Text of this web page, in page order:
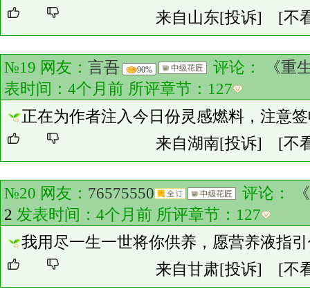
来自山东[投诉] [不
№19 网友： 言吾 90% 评论：
《重
表时间：4个月前 所评章节： 127
正在为作者注入今日份灵感燃料，注意签
来自湖南[投诉] [不
№20 网友： 76575550 评论：
2 发表时间：4个月前 所评章节： 127
我用尽一生一世将你供养，愿营养液指
来自甘肃[投诉] [不